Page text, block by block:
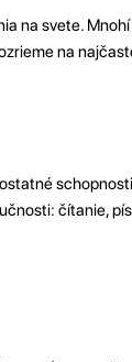
na svete.
na
čítanie,